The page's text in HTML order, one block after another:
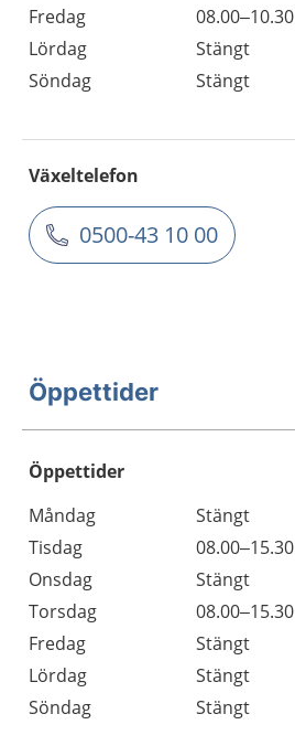
Fredag
08.00–10.30
Lördag
Stängt
Söndag
Stängt
Växeltelefon
0500-43 10 00
Öppettider
Öppettider
Dag
Öppettider
Kommentarer
Måndag
Stängt
Tisdag
08.00–15.30
Onsdag
Stängt
Torsdag
08.00–15.30
Fredag
Stängt
Lördag
Stängt
Söndag
Stängt